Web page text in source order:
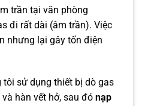
trần tại văn phòng
đi rất dài (âm trần). Việc
nhưng lại gây tốn điện
tôi sử dụng thiết bị dò gas
hàn vết hở, sau đó nạp